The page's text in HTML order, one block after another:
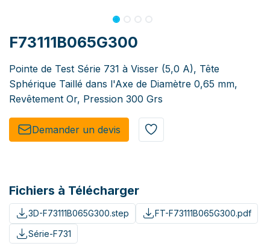
F73111B065G300
Pointe de Test Série 731 à Visser (5,0 A), Tête
Sphérique Taillé dans l'Axe de Diamètre 0,65 mm,
Revêtement Or, Pression 300 Grs
Demander un de​​vis​​
Fichiers à Télécharger
3D-F73111B065G300.step
FT-F73111B065G300.pdf
Série-F731